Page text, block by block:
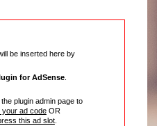
be inserted here by
for AdSense.
plugin admin page to
your ad codeOR
this ad slot.